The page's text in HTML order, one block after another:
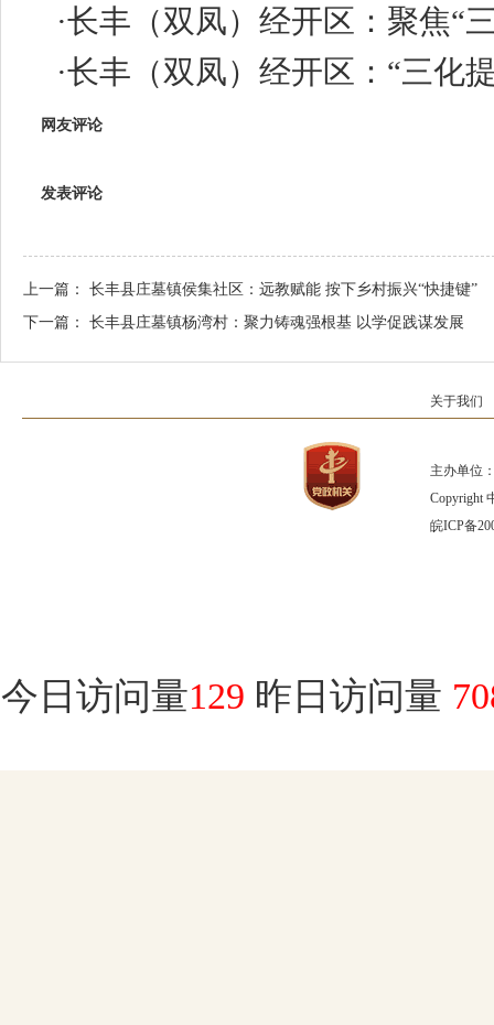
·长丰（双凤）经开区：聚焦“
·长丰（双凤）经开区：“三化
网友评论
发表评论
上一篇： 长丰县庄墓镇侯集社区：远教赋能 按下乡村振兴“快捷键”
下一篇： 长丰县庄墓镇杨湾村：聚力铸魂强根基 以学促践谋发展
关于我们
主办单位
Copyright
皖ICP备
今日访问量129 昨日访问量